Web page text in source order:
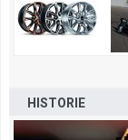
HISTORIE